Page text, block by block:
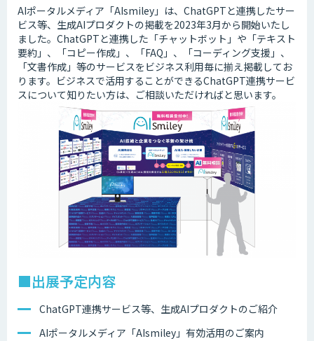
AIポータルメディア「AIsmiley」は、ChatGPTと連携したサー
ビス等、生成AIプロダクトの掲載を2023年3月から開始いたし
ました。ChatGPTと連携した「チャットボット」や「テキスト
要約」、「コピー作成」、「FAQ」、「コーディング支援」、
「文書作成」等のサービスをビジネス利用毎に揃え掲載してお
ります。ビジネスで活用することができるChatGPT連携サービ
スについて知りたい方は、ご相談いただければと思います。
■出展予定内容
ChatGPT連携サービス等、生成AIプロダクトのご紹介
AIポータルメディア「AIsmiley」有効活用のご案内